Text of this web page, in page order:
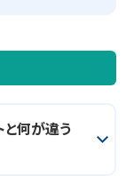
何が違う